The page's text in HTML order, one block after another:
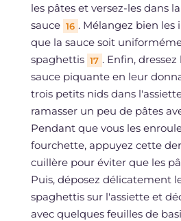
les pâtes et versez-les dans
sauce 16 . Mélangez bien
que la sauce soit
spaghettis 17 . Enfin,
sauce piquante en leur
trois petits nids dans
ramasser un peu de pâtes
Pendant que vous les
fourchette, appuyez cette
cuillère pour éviter que les
Puis, déposez délicatement
spaghettis sur l'assiette et
avec quelques feuilles de